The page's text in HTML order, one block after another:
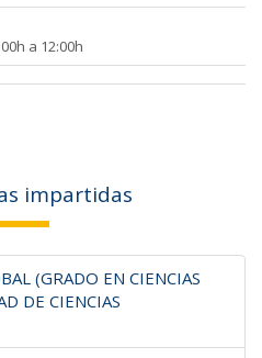
a 12:00h
impartidas
(GRADO EN CIENCIAS
DE CIENCIAS